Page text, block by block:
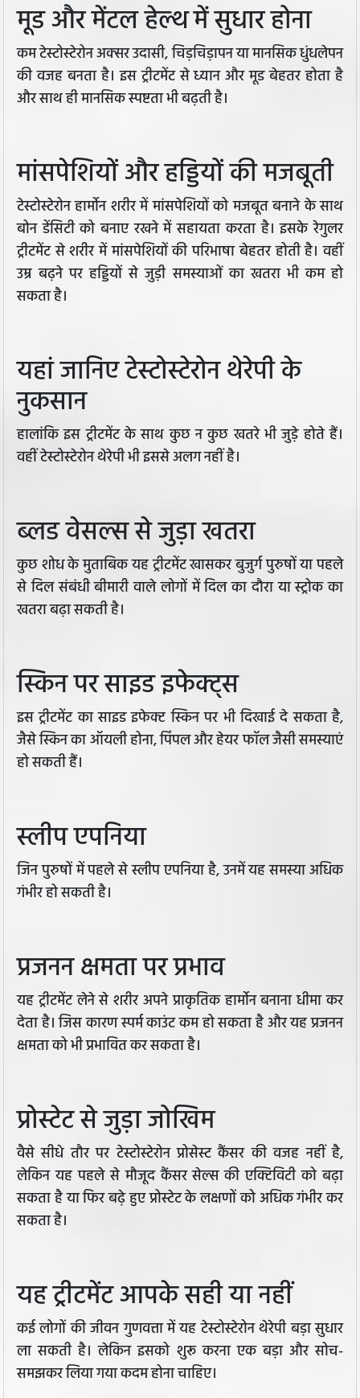
मूड और मेंटल हेल्थ में सुधार होना
कम टेस्टोस्टेरोन अक्सर उदासी, चिड़चिड़ापन या मानसिक धुंधलेपन
की वजह बनता है। इस ट्रीटमेंट से ध्यान और मूड बेहतर होता है
और साथ ही मानसिक स्पष्टता भी बढ़ती है।
मांसपेशियों और हड्डियों की मजबूती
टेस्टोस्टेरोन हार्मोन शरीर में मांसपेशियों को मजबूत बनाने के साथ
बोन डेंसिटी को बनाए रखने में सहायता करता है। इसके रेगुलर
ट्रीटमेंट से शरीर में मांसपेशियों की परिभाषा बेहतर होती है। वहीं
उम्र बढ़ने पर हड्डियों से जुड़ी समस्याओं का खतरा भी कम हो
सकता है।
यहां जानिए टेस्टोस्टेरोन थेरेपी के
नुकसान
हालांकि इस ट्रीटमेंट के साथ कुछ न कुछ खतरे भी जुड़े होते हैं।
वहीं टेस्टोस्टेरोन थेरेपी भी इससे अलग नहीं है।
ब्लड वेसल्स से जुड़ा खतरा
कुछ शोध के मुताबिक यह ट्रीटमेंट खासकर बुजुर्ग पुरुषों या पहले
से दिल संबंधी बीमारी वाले लोगों में दिल का दौरा या स्ट्रोक का
खतरा बढ़ा सकती है।
स्किन पर साइड इफेक्ट्स
इस ट्रीटमेंट का साइड इफेक्ट स्किन पर भी दिखाई दे सकता है,
जैसे स्किन का ऑयली होना, पिंपल और हेयर फॉल जैसी समस्याएं
हो सकती हैं।
स्लीप एपनिया
जिन पुरुषों में पहले से स्लीप एपनिया है, उनमें यह समस्या अधिक
गंभीर हो सकती है।
प्रजनन क्षमता पर प्रभाव
यह ट्रीटमेंट लेने से शरीर अपने प्राकृतिक हार्मोन बनाना धीमा कर
देता है। जिस कारण स्पर्म काउंट कम हो सकता है और यह प्रजनन
क्षमता को भी प्रभावित कर सकता है।
प्रोस्टेट से जुड़ा जोखिम
वैसे सीधे तौर पर टेस्टोस्टेरोन प्रोसेस्ट कैंसर की वजह नहीं है,
लेकिन यह पहले से मौजूद कैंसर सेल्स की एक्टिविटी को बढ़ा
सकता है या फिर बढ़े हुए प्रोस्टेट के लक्षणों को अधिक गंभीर कर
सकता है।
यह ट्रीटमेंट आपके सही या नहीं
कई लोगों की जीवन गुणवत्ता में यह टेस्टोस्टेरोन थेरेपी बड़ा सुधार
ला सकती है। लेकिन इसको शुरू करना एक बड़ा और सोच-
समझकर लिया गया कदम होना चाहिए।